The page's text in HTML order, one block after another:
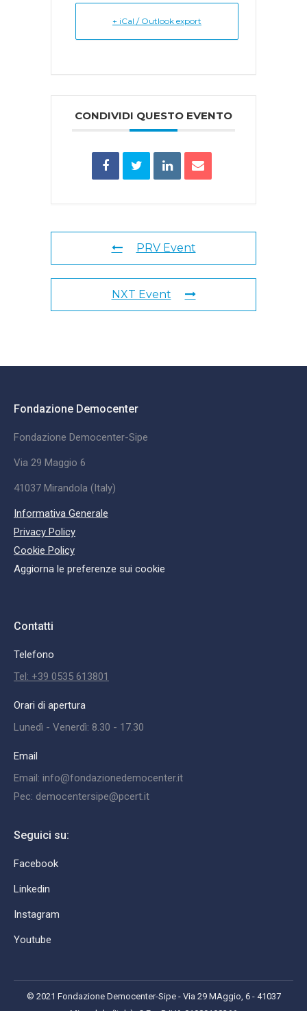
+ iCal / Outlook export
CONDIVIDI QUESTO EVENTO
PRV Event
NXT Event
Fondazione Democenter
Fondazione Democenter-Sipe
Via 29 Maggio 6
41037 Mirandola (Italy)
Informativa Generale
Privacy Policy
Cookie Policy
Aggiorna le preferenze sui cookie
Contatti
Telefono
Tel: +39 0535 613801
Orari di apertura
Lunedì - Venerdì: 8.30 - 17.30
Email
Email: info@fondazionedemocenter.it
Pec: democentersipe@pcert.it
Seguici su:
Facebook
Linkedin
Instagram
Youtube
© 2021 Fondazione Democenter-Sipe - Via 29 MAggio, 6 - 41037